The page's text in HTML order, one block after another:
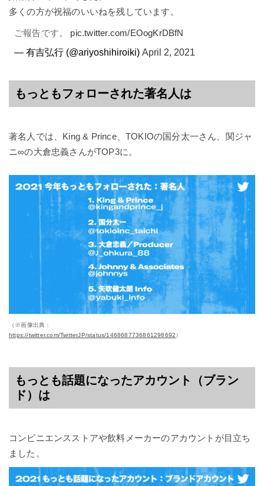
多くの方が祝福のいいねを残しています。
ご報告です。 pic.twitter.com/EOogKrDBfN
— 有吉弘行 (@ariyoshihiroiki) April 2, 2021
もっともフォローされた著名人は
著名人では、King & Prince、TOKIOの国分太一さん、関ジャ
ニ∞の大倉忠義さんがTOP3に。
（※画像出典：
https://twitter.com/TwitterJP/status/1468687736861298692）
もっとも話題になったアカウント（ブラン
ド）は
コンビニエンスストアや飲料メーカーのアカウントが目立ち
ました。